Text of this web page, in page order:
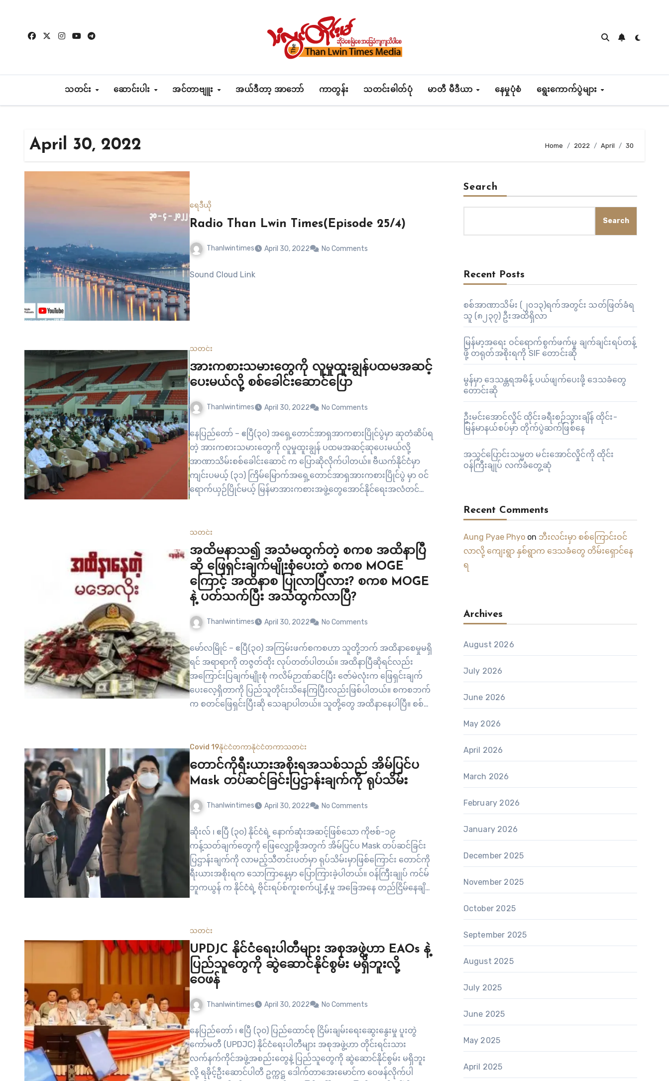
content
သတင်း ဆောင်းပါး အင်တာဗျူး အယ်ဒီတာ့ အာဘော် ကာတွန်း သတင်းဓါတ်ပုံ မာတီ မီဒီယာ နေမှုပုံစံ ရွေးကောက်ပွဲများ
April 30, 2022 Home 2022 April 30
ရေဒီယို
Radio Than Lwin Times(Episode 25/4)
Thanlwintimes April 30, 2022 No Comments
Sound Cloud Link
သတင်း
အားကစားသမားတွေကို လူမှုထူးချွန်ပထမအဆင့်
ပေးမယ်လို့ စစ်ခေါင်းဆောင်ပြော
Thanlwintimes April 30, 2022 No Comments
နေပြည်တော် – ဧပြီ(၃၀) အရှေ့တောင်အာရှအာကစားပြိုင်ပွဲမှာ ဆုတံဆိပ်ရ
တဲ့ အားကစားသမားတွေကို လူမှုထူးချွန် ပထမအဆင့်ဆုပေးမယ်လို့
အာဏာသိမ်းစစ်ခေါင်းဆောင် က ပြောဆိုလိုက်ပါတယ်။ ဗီယက်နိုင်ငံမှာ
ကျင်းပမယ့် (၃၁) ကြိမ်မြောက်အရှေ့တောင်အာရှအားကစားပြိုင်ပွဲ မှာ ဝင်
ရောက်ယှဉ်ပြိုင်မယ့် မြန်မာအားကစားအဖွဲ့တွေအောင်နိုင်ရေးအလံတင်
ဂုဏ်ဆောင်အားကစားသမား(၁၂)ဦးနှင့် အရှေ့တောင်အာရှအားကစား
သမားများ အနက်မှ(၂၄) ဦးကိုလူမှုထူးချွန်ပထမအဆင့် ချီးမြှင့်ပေးအပ်ခဲ့
ပြီးဖြစ်ကြောင်း ကျန်အားကစား သမားများကိုလည်း…
သတင်း
အထိမနာသ၍ အသံမထွက်တဲ့ စကစ အထိနာပြီ
ဆို ဖြေရှင်းချက်မျိုးစုံပေးတဲ့ စကစ MOGE
ကြောင့် အထိနာစ ပြုလာပြီလား? စကစ MOGE
နဲ့ ပတ်သက်ပြီး အသံထွက်လာပြီ?
Thanlwintimes April 30, 2022 No Comments
မော်လမြိုင် – ဧပြီ(၃၀) အကြမ်းဖက်စကစဟာ သူတို့ဘက် အထိနာစေမှုမရှိ
ရင် အရာရာကို တဇွတ်ထိုး လုပ်တတ်ပါတယ်။ အထိနာပြီဆိုရင်လည်း
အကြောင်းပြချက်မျိုးစုံ ကလိမ်ဉာဏ်ဆင်ပြီး ဇော်မဲလုံးက ဖြေရှင်းချက်
ပေးလေ့ရှိတာကို ပြည်သူတိုင်းသိနေကြပြီးလည်းဖြစ်ပါတယ်။ စကစဘက်
က စတင်ဖြေရှင်းပြီးဆို သေချာပါတယ်။ သူတို့တွေ အထိနာနေပါပြီ။ စစ်
လို့ မအလကိုယ်တိုင်…
Covid 19နိုင်ငံတကာနိုင်ငံတကာသတင်း
တောင်ကိုရီးယားအစိုးရအသစ်သည် အိမ်ပြင်ပ
Mask တပ်ဆင်ခြင်းပြဌာန်းချက်ကို ရုပ်သိမ်း
Thanlwintimes April 30, 2022 No Comments
ဆိုးလ် ၊ ဧပြီ (၃၀) နိုင်ငံရဲ့ နောက်ဆုံးအဆင့်ဖြစ်သော ကိုဗစ်-၁၉
ကန့်သတ်ချက်တွေကို ဖြေလျှော့ဖို့အတွက် အိမ်ပြင်ပ Mask တပ်ဆင်ခြင်း
ပြဌာန်းချက်ကို လာမည့်သီတင်းပတ်မှာ ရုပ်သိမ်းမှာဖြစ်ကြောင်း တောင်ကို
ရီးယားအစိုးရက သောကြာနေ့မှာ ပြောကြားခဲ့ပါတယ်။ ဝန်ကြီးချုပ် ကင်မ်
ဘူကယွန် က နိုင်ငံရဲ့ ဗိုင်းရပ်စ်ကူးစက်ပျံ့နှံ့မှု အခြေအနေ တည်ငြိမ်နေချိန်
သတင်း
UPDJC နိုင်ငံရေးပါတီများ အစုအဖွဲ့ဟာ EAOs နဲ့
ပြည်သူတွေကို ဆွဲဆောင်နိုင်စွမ်း မရှိဘူးလို့
ဝေဖန်
Thanlwintimes April 30, 2022 No Comments
နေပြည်တော် ၊ ဧပြီ (၃၀) ပြည်ထောင်စု ငြိမ်းချမ်းရေးဆွေးနွေးမှု ပူးတွဲ
ကော်မတီ (UPDJC) နိုင်ငံရေးပါတီများ အစုအဖွဲ့ဟာ တိုင်းရင်းသား
လက်နက်ကိုင်အဖွဲ့အစည်းတွေနဲ့ ပြည်သူတွေကို ဆွဲဆောင်နိုင်စွမ်း မရှိဘူး
လို့ ရခိုင့်ဦးဆောင်ပါတီ ဥက္ကဋ္ဌ ဒေါက်တာအေးမောင်က ဝေဖန်လိုက်ပါ
Search
Search
Recent Posts
စစ်အာဏာသိမ်း (၂၀၁၃)ရက်အတွင်း သတ်ဖြတ်ခံရ
သူ (၈၂၃၇) ဦးအထိရှိလာ
မြန်မာ့အရေး ဝင်ရောက်စွက်ဖက်မှု ချက်ချင်းရပ်တန့်
ဖို့ တရုတ်အစိုးရကို SIF တောင်းဆို
မွန်မှာ ဒေသန္တရအမိန့် ပယ်ဖျက်ပေးဖို့ ဒေသခံတွေ
တောင်းဆို
ဦးမင်းအောင်လှိုင် ထိုင်းခရီးစဉ်သွားချိန် ထိုင်း-
မြန်မာနယ်စပ်မှာ တိုက်ပွဲဆက်ဖြစ်နေ
အသွင်ပြောင်းသမ္မတ မင်းအောင်လှိုင်ကို ထိုင်း
ဝန်ကြီးချုပ် လက်ခံတွေ့ဆုံ
Recent Comments
Aung Pyae Phyoon ဘီးလင်းမှာ စစ်ကြောင်းဝင်
လာလို့ ကျေးရွာ နှစ်ရွာက ဒေသခံတွေ တိမ်းရှောင်နေ
ရ
Archives
August 2026
July 2026
June 2026
May 2026
April 2026
March 2026
February 2026
January 2026
December 2025
November 2025
October 2025
September 2025
August 2025
July 2025
June 2025
May 2025
April 2025